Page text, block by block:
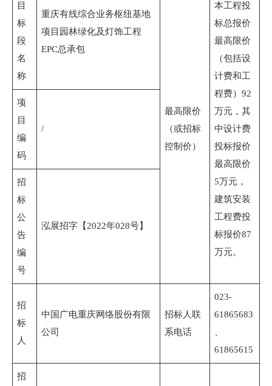
目
标
段
名
称
重庆有线综合业务枢纽基地
项目园林绿化及灯饰工程
EPC总承包
最高限价
（或招标
控制价）
本工程投
标总报价
最高限价
（包括设
计费和工
程费）92
万元，其
中设计费
投标报价
最高限价
5万元，
建筑安装
工程费投
标报价87
万元。
项
目
编
码
/
招
标
公
告
编
号
泓展招字【2022年028号】
招
标
人
中国广电重庆网络股份有限
公司
招标人联
系电话
023-
61865683
61865615
招